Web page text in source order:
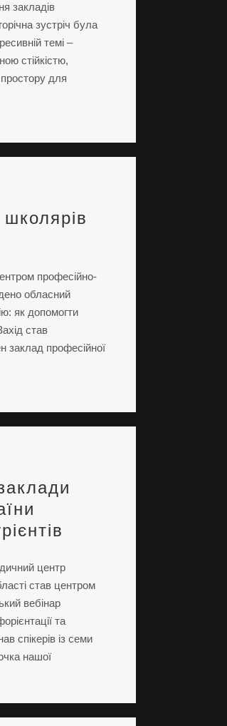
закладів
зустріч була
темі –
стійкістю,
простору для
професійно-
обласний
як допомогти
став
заклад професійної
центр
став центром
вебінар
та
спікерів із семи
нашої